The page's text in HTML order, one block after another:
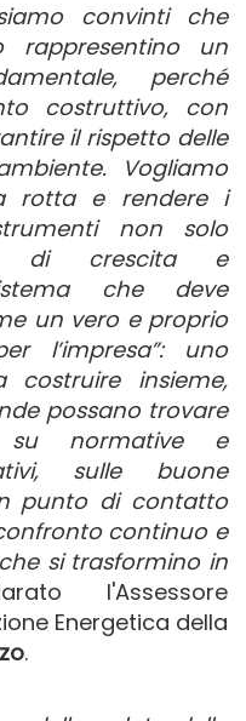
convinti che
rappresentino un
perché
costruttivo, con
il rispetto delle
Vogliamo
rotta e rendere i
non solo
di crescita e
che deve
un vero e proprio
l’impresa”: uno
costruire insieme,
possano trovare
su normative e
sulle buone
punto di contatto
continuo e
si trasformino in
l'Assessore
Energetica della
.